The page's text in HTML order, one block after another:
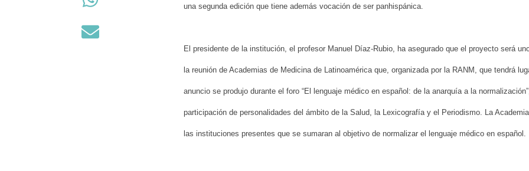
una segunda edición que tiene además vocación de ser panhispánica.
El presidente de la institución, el profesor Manuel Díaz-Rubio, ha asegurado que el proyecto será
la reunión de Academias de Medicina de Latinoamérica que, organizada por la RANM, que tendrá
anuncio se produjo durante el foro “El lenguaje médico en español: de la anarquía a la
participación de personalidades del ámbito de la Salud, la Lexicografía y el Periodismo. La
las instituciones presentes que se sumaran al objetivo de normalizar el lenguaje médico en español.